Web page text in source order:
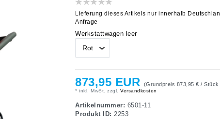
Lieferung dieses Artikels nur innerhalb
Anfrage
Werkstattwagen leer
873,95 EUR (Grundpreis 873,95 € / Stück
* inkl. MwSt. zzgl. Versandkosten
Artikelnummer: 6501-11
Produkt ID: 2253